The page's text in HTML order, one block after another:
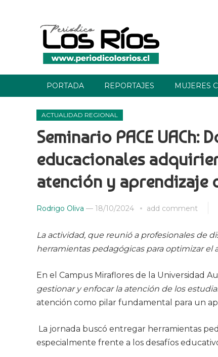
PORTADA REPORTAJES MUJERES
ACTUALIDAD REGIONAL
Seminario PACE UACh:
educacionales
atención y aprendizaje
Rodrigo Oliva — 18/10/2024 add comment
La actividad, que reunió a profesionales de
herramientas pedagógicas para optimizar el
En el Campus Miraflores de la Universidad
gestionar y enfocar la atención de los
atención como pilar fundamental para un
La jornada buscó entregar herramientas
especialmente frente a los desafíos